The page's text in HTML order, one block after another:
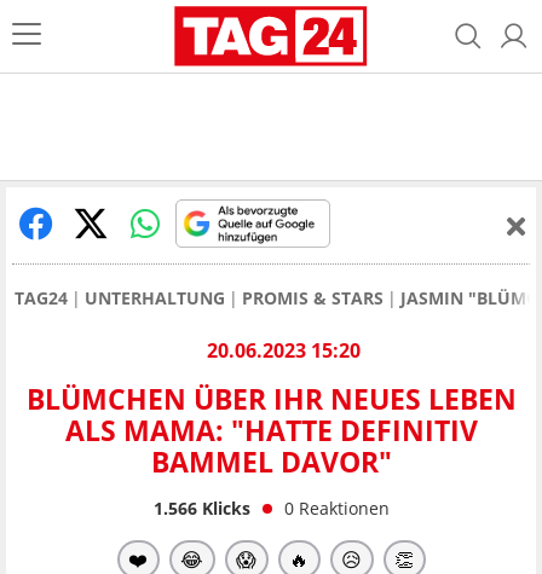
TAG24 UNTERHALTUNG PROMIS & STARS JASMIN
20.06.2023 15:20
BLÜMCHEN ÜBER IHR NEUES LEBEN
ALS MAMA: "HATTE DEFINITIV
BAMMEL DAVOR"
1.566Klicks 0 Reaktionen
❤️ 😂 😱 🔥 😥 👏